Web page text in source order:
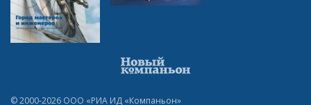
© 2000-2026 ООО «РИА ИД «Компаньон»